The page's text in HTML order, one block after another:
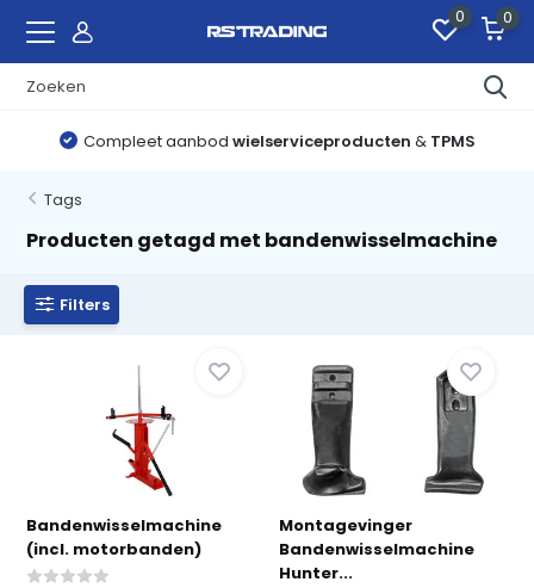
0 0
Compleet aanbod wielserviceproducten & TPMS
Tags
Producten getagd met bandenwisselmachine
Filters
Bandenwisselmachine
(incl. motorbanden)
Montagevinger
Bandenwisselmachine
Hunter...